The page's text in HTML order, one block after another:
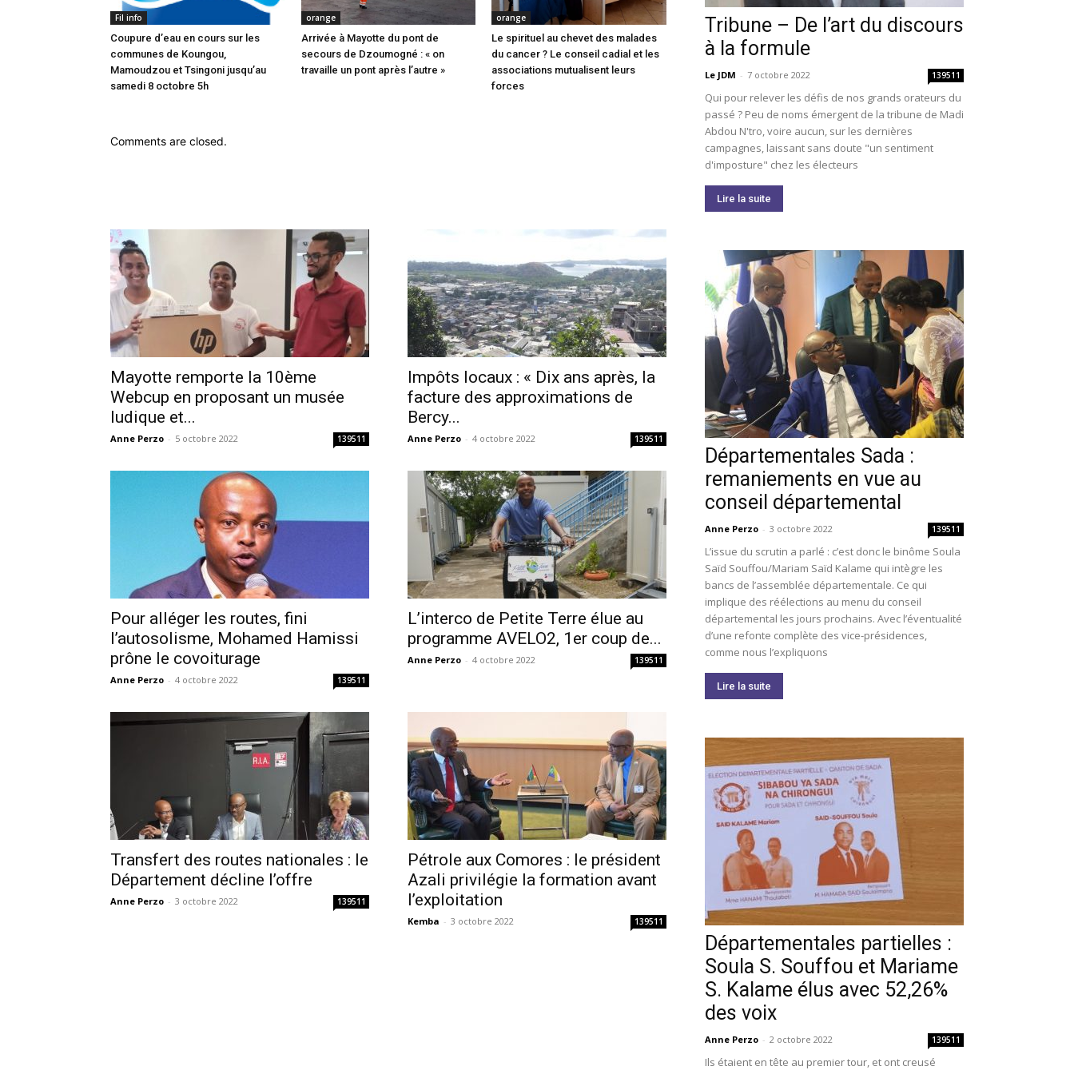
Fil info
Coupure d’eau en cours sur les
communes de Koungou,
Mamoudzou et Tsingoni jusqu’au
samedi 8 octobre 5h
orange
Arrivée à Mayotte du pont de
secours de Dzoumogné : « on
travaille un pont après l’autre »
orange
Le spirituel au chevet des malades
du cancer ? Le conseil cadial et les
associations mutualisent leurs
forces
Comments are closed.
Mayotte remporte la 10ème
Webcup en proposant un musée
ludique et...
Anne Perzo - 5 octobre 2022 139511
Impôts locaux : « Dix ans après, la
facture des approximations de
Bercy...
Anne Perzo - 4 octobre 2022 139511
Pour alléger les routes, fini
l’autosolisme, Mohamed Hamissi
prône le covoiturage
Anne Perzo - 4 octobre 2022 139511
L’interco de Petite Terre élue au
programme AVELO2, 1er coup de...
Anne Perzo - 4 octobre 2022 139511
Transfert des routes nationales : le
Département décline l’offre
Anne Perzo - 3 octobre 2022 139511
Pétrole aux Comores : le président
Azali privilégie la formation avant
l’exploitation
Kemba - 3 octobre 2022 139511
Tribune – De l’art du discours
à la formule
Le JDM - 7 octobre 2022 139511
Qui pour relever les défis de nos grands orateurs du
passé ? Peu de noms émergent de la tribune de Madi
Abdou N'tro, voire aucun, sur les dernières
campagnes, laissant sans doute "un sentiment
d'imposture" chez les électeurs
Lire la suite
Départementales Sada :
remaniements en vue au
conseil départemental
Anne Perzo - 3 octobre 2022 139511
L’issue du scrutin a parlé : c’est donc le binôme Soula
Saïd Souffou/Mariam Saïd Kalame qui intègre les
bancs de l’assemblée départementale. Ce qui
implique des réélections au menu du conseil
départemental les jours prochains. Avec l’éventualité
d’une refonte complète des vice-présidences,
comme nous l’expliquons
Lire la suite
Départementales partielles :
Soula S. Souffou et Mariame
S. Kalame élus avec 52,26%
des voix
Anne Perzo - 2 octobre 2022 139511
Ils étaient en tête au premier tour, et ont creusé